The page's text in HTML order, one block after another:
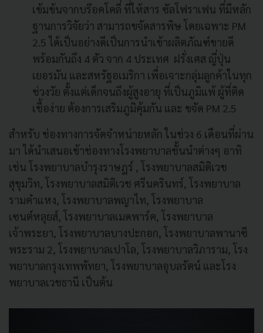
เข้มข้นจากบร๊อคโคลี่ ที่ให้สาร ซัลโฟราเฟน ที่มีหลัก
ฐานการวิจัยว่า สามารถขจัดสารพิษ โดยเฉพาะ PM
2.5 ได้เป็นอย่างดีเป็นการนำเข้าผลิตภัณฑ์ขายดี
พร้อมกันถึง 4 ตัว จาก 4 ประเทศ ฝรั่งเศส ญี่ปุ่น
เยอรมัน และสหรัฐอเมริกา เพื่อเจาะกลุ่มลูกค้าในทุก
ช่วงวัย ตั้งแต่เด็กจนถึงผู้สูงอายุ ที่เป็นภูมิแพ้ ผู้ที่ติด
เชื้อง่าย ต้องการเสริมภูมิคุ้มกัน และ ขจัด PM 2.5
สำหรับ ช่องทางการจัดจำหน่ายหลัก ในช่วง 6 เดือนที่ผ่าน
มา ได้นำเสนอเข้าช่องทางโรงพยาบาลชั้นนำต่างๆ อาทิ
เช่น โรงพยาบาลบำรุงราษฎร์ , โรงพยาบาลสมิติเวช
สุขุมวิท, โรงพยาบาลสมิติเวช ศรีนครินทร์, โรงพยาบาล
รามคำแหง, โรงพยาบาลพญาไท, โรงพยาบาล
เซนต์หลุยส์, โรงพยาบาลเมดพาร์ค, โรงพยาบาล
เจ้าพระยา, โรงพยาบาลบางปะกอก, โรงพยาบาลพานาซี
พระราม 2, โรงพยาบาลเปาโล, โรงพยาบาลวิภาราม, โรง
พยาบาลกรุงเทพพัทยา, โรงพยาบาลอุบลรัตน์ และโรง
พยาบาลเวชธานี เป็นต้น